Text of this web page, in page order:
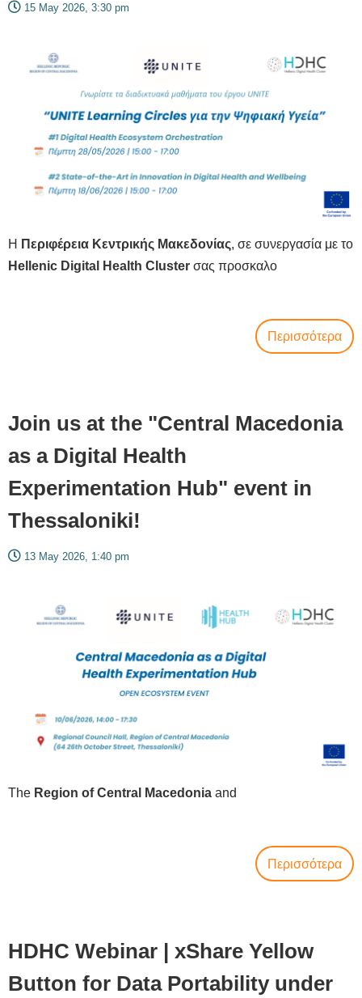
15 May 2026, 3:30 pm
Η Περιφέρεια Κεντρικής Μακεδονίας, σε συνεργασία με το
Hellenic Digital Health Cluster σας προσκαλο
Περισσότερα
Join us at the "Central Macedonia
as a Digital Health
Experimentation Hub" event in
Thessaloniki!
13 May 2026, 1:40 pm
The Region of Central Macedonia and
Περισσότερα
HDHC Webinar | xShare Yellow
Button for Data Portability under